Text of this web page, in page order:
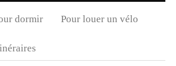
dormir Pour louer un vélo